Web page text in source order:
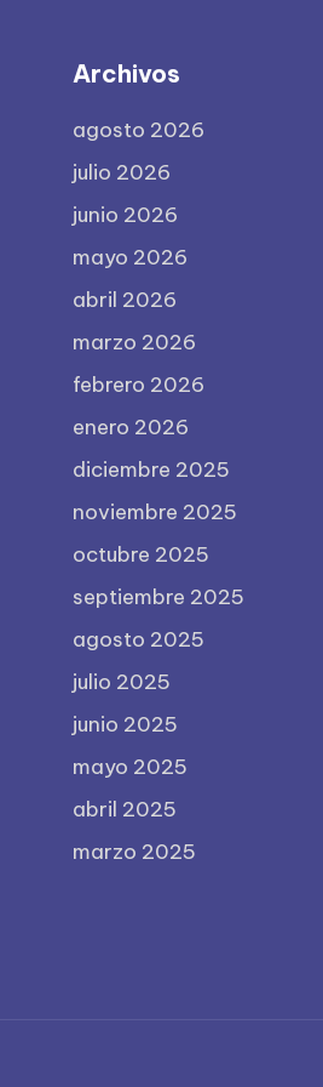
Archivos
agosto 2026
julio 2026
junio 2026
mayo 2026
abril 2026
marzo 2026
febrero 2026
enero 2026
diciembre 2025
noviembre 2025
octubre 2025
septiembre 2025
agosto 2025
julio 2025
junio 2025
mayo 2025
abril 2025
marzo 2025